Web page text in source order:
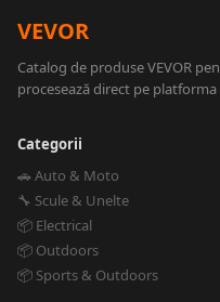
VEVOR
Catalog de produse VEVOR
procesează direct pe platforma
Categorii
🚗 Auto & Moto
🔧 Scule & Unelte
📦 Electrical
📦 Outdoors
📦 Sports & Outdoors